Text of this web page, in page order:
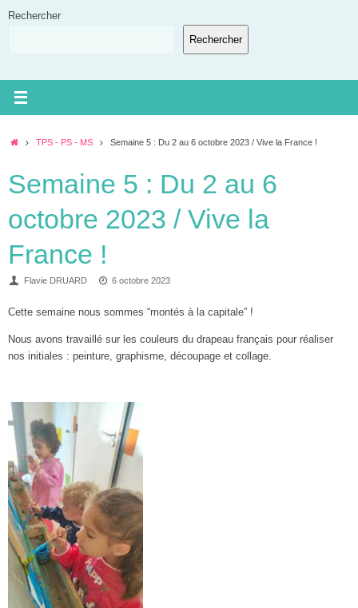
Rechercher
Rechercher
AccueilTPS - PS - MS Semaine 5 : Du 2 au 6 octobre 2023 / Vive la France !
Semaine 5 : Du 2 au 6
octobre 2023 / Vive la
France !
Flavie DRUARD 6 octobre 2023
Cette semaine nous sommes “montés à la capitale” !
Nous avons travaillé sur les couleurs du drapeau français pour réaliser
nos initiales : peinture, graphisme, découpage et collage.